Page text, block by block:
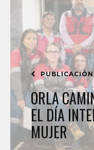
ORLA
EL DÍA
MUJER